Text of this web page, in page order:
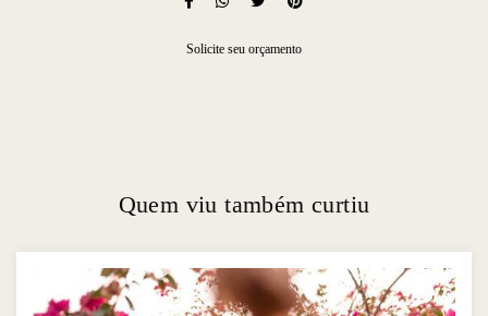
Solicite seu orçamento
Quem viu também curtiu